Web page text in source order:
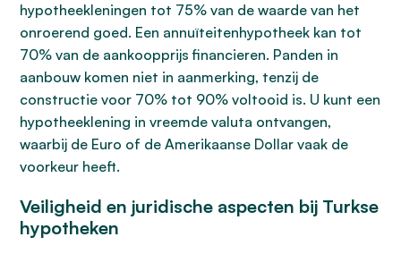
hypotheekleningen tot 75% van de waarde van het
onroerend goed. Een annuïteitenhypotheek kan tot
70% van de aankoopprijs financieren. Panden in
aanbouw komen niet in aanmerking, tenzij de
constructie voor 70% tot 90% voltooid is. U kunt een
hypotheeklening in vreemde valuta ontvangen,
waarbij de Euro of de Amerikaanse Dollar vaak de
voorkeur heeft.
Veiligheid en juridische aspecten bij Turkse
hypotheken